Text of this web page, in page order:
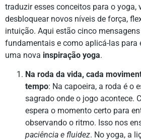
traduzir esses conceitos para o yoga,
desbloquear novos níveis de força,
intuição. Aqui estão cinco mensagens
fundamentais e como aplicá-las para
uma nova inspiração yoga.
Na roda da vida, cada
tempo: Na capoeira, a roda é o
sagrado onde o jogo acontece.
espera o momento certo para
observando o ritmo. Isso nos
paciência e fluidez. No yoga, a